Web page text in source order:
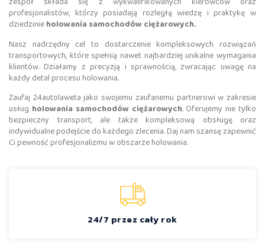
profesjonalistów, którzy posiadają rozległą wiedzę i praktykę w
dziedzinie holowania samochodów ciężarowych.
Nasz nadrzędny cel to dostarczenie kompleksowych rozwiązań
transportowych, które spełnią nawet najbardziej unikalne wymagania
klientów. Działamy z precyzją i sprawnością, zwracając uwagę na
każdy detal procesu holowania.
Zaufaj 24autolaweta jako swojemu zaufanemu partnerowi w zakresie
usług holowania samochodów ciężarowych. Oferujemy nie tylko
bezpieczny transport, ale także kompleksową obsługę oraz
indywidualne podejście do każdego zlecenia. Daj nam szansę zapewnić
Ci pewność profesjonalizmu w obszarze holowania.
24/7 przez cały rok